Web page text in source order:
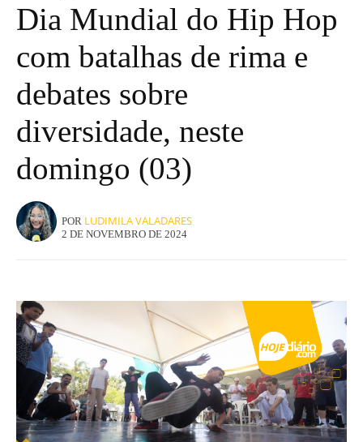
Dia Mundial do Hip Hop
com batalhas de rima e
debates sobre
diversidade, neste
domingo (03)
POR LUDIMILA VALADARES
2 DE NOVEMBRO DE 2024